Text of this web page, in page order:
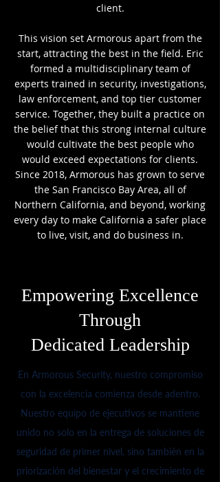
client.
This vision set Armorous apart from the
start, attracting the best in the field. Eric
formed a multidisciplinary team of
experts trained in security, investigations,
law enforcement, and top tier customer
service. Together, they built a practice on
the belief that this strong internal culture
would cultivate the best people who
would exceed expectations for clients.
Since 2018, Armorous has grown to serve
the San Francisco Bay Area, all of
Northern California, and beyond, working
every day to make California a safer place
to live, visit, and do business in.
Empowering Excellence
Through
Dedicated Leadership
En Armorous Security, nuestro compromiso
con la excelencia comienza desde adentro.
Nuestro equipo de ejecutivos se mantiene
unido no solo en la entrega de soluciones de
seguridad de primer nivel, sino también en la
priorización del bienestar y el crecimiento de